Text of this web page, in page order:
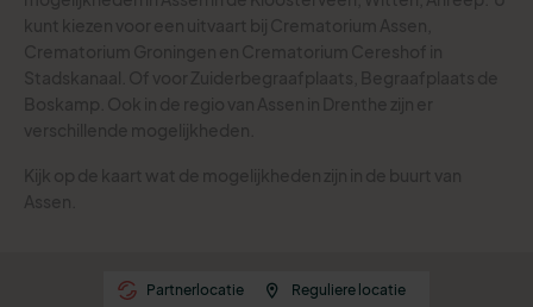
Partnerlocatie Reguliere locatie